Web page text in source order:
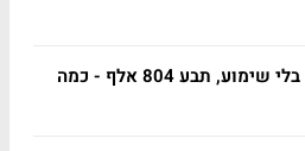
פוטר אחרי 29 שנה בלי שימוע, תבע 804 אלף - כמה